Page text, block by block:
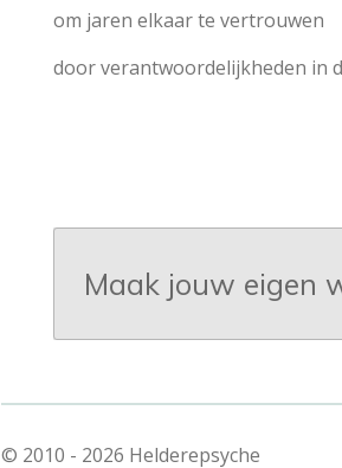
om jaren elkaar te vertrouwen
door verantwoordelijkheden in
Maak jouw eigen
© 2010 - 2026 Helderepsyche